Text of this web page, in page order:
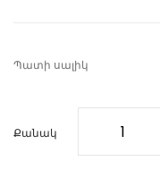
Պատի սալիկ
Քանակ